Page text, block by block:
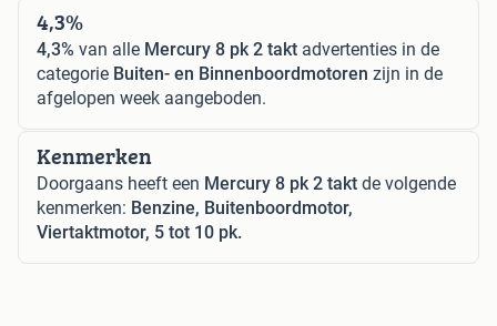
4,3%
4,3% van alle Mercury 8 pk 2 takt advertenties in de
categorie Buiten- en Binnenboordmotoren zijn in de
afgelopen week aangeboden.
Kenmerken
Doorgaans heeft een Mercury 8 pk 2 takt de volgende
kenmerken: Benzine, Buitenboordmotor,
Viertaktmotor, 5 tot 10 pk.